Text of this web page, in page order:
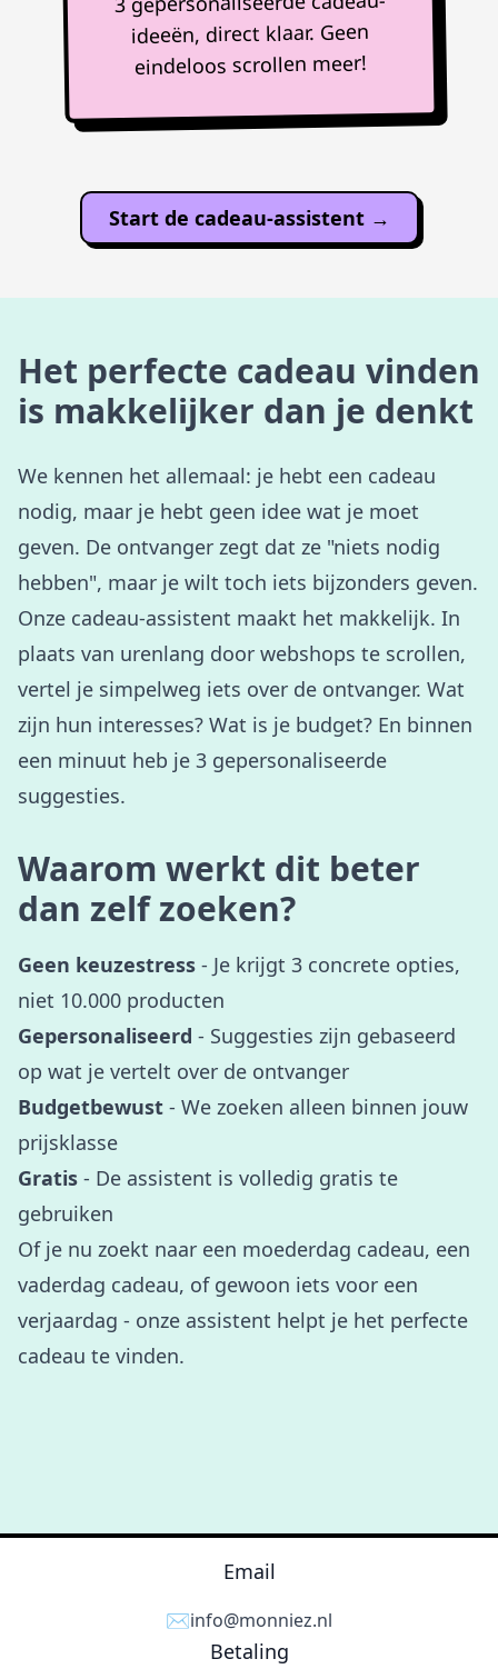
ideeën, direct klaar. Geen
eindeloos scrollen meer!
Start de cadeau-assistent →
Het perfecte cadeau vinden
is makkelijker dan je denkt
We kennen het allemaal: je hebt een cadeau
nodig, maar je hebt geen idee wat je moet
geven. De ontvanger zegt dat ze "niets nodig
hebben", maar je wilt toch iets bijzonders geven.
Onze cadeau-assistent maakt het makkelijk. In
plaats van urenlang door webshops te scrollen,
vertel je simpelweg iets over de ontvanger. Wat
zijn hun interesses? Wat is je budget? En binnen
een minuut heb je 3 gepersonaliseerde
suggesties.
Waarom werkt dit beter
dan zelf zoeken?
Geen keuzestress - Je krijgt 3 concrete opties,
niet 10.000 producten
Gepersonaliseerd - Suggesties zijn gebaseerd
op wat je vertelt over de ontvanger
Budgetbewust - We zoeken alleen binnen jouw
prijsklasse
Gratis - De assistent is volledig gratis te
gebruiken
Of je nu zoekt naar een moederdag cadeau, een
vaderdag cadeau, of gewoon iets voor een
verjaardag - onze assistent helpt je het perfecte
cadeau te vinden.
Email
✉️info@monniez.nl
Betaling